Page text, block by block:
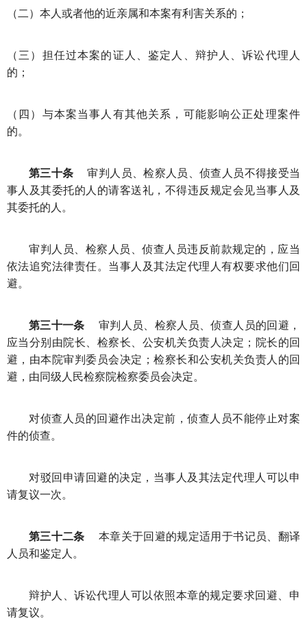
（二）本人或者他的近亲属和本案有利害关系的；
（三）担任过本案的证人、鉴定人、辩护人、诉讼代理人
的；
（四）与本案当事人有其他关系，可能影响公正处理案件
的。
第三十条
审判人员、检察人员、侦查人员不得接受当
事人及其委托的人的请客送礼，不得违反规定会见当事人及
其委托的人。
审判人员、检察人员、侦查人员违反前款规定的，应当
依法追究法律责任。当事人及其法定代理人有权要求他们回
避。
第三十一条
审判人员、检察人员、侦查人员的回避，
应当分别由院长、检察长、公安机关负责人决定；院长的回
避，由本院审判委员会决定；检察长和公安机关负责人的回
避，由同级人民检察院检察委员会决定。
对侦查人员的回避作出决定前，侦查人员不能停止对案
件的侦查。
对驳回申请回避的决定，当事人及其法定代理人可以申
请复议一次。
第三十二条
本章关于回避的规定适用于书记员、翻译
人员和鉴定人。
辩护人、诉讼代理人可以依照本章的规定要求回避、申
请复议。